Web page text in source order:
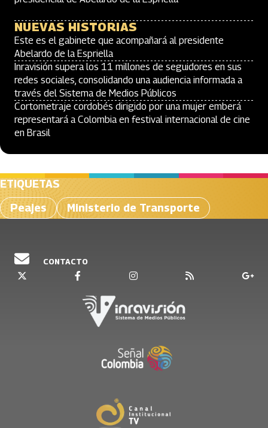
NUEVAS HISTORIAS
Este es el gabinete que acompañará al presidente
Abelardo de la Espriella
Inravisión supera los 11 millones de seguidores en sus
redes sociales, consolidando una audiencia informada a
través del Sistema de Medios Públicos
Cortometraje cordobés dirigido por una mujer emberá
representará a Colombia en festival internacional de cine
en Brasil
ETIQUETAS
Peajes
Ministerio de Transporte
CONTACTO